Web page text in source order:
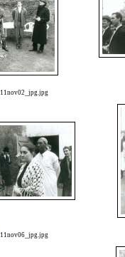
11nov02_jpg.jpg
11nov06_jpg.jpg